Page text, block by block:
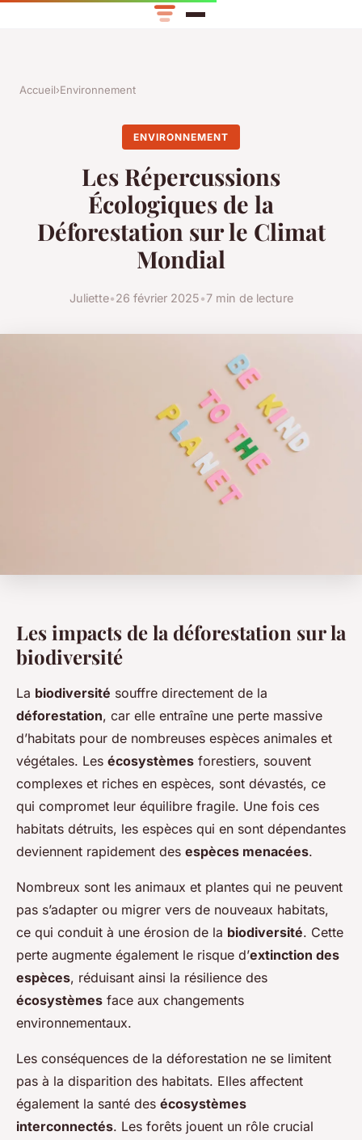
Accueil›Environnement
ENVIRONNEMENT
Les Répercussions
Écologiques de la
Déforestation sur le Climat
Mondial
Juliette•26 février 2025•7 min de lecture
Les impacts de la déforestation sur la
biodiversité
La biodiversité souffre directement de la
déforestation, car elle entraîne une perte massive
d’habitats pour de nombreuses espèces animales et
végétales. Les écosystèmes forestiers, souvent
complexes et riches en espèces, sont dévastés, ce
qui compromet leur équilibre fragile. Une fois ces
habitats détruits, les espèces qui en sont dépendantes
deviennent rapidement des espèces menacées.
Nombreux sont les animaux et plantes qui ne peuvent
pas s’adapter ou migrer vers de nouveaux habitats,
ce qui conduit à une érosion de la biodiversité. Cette
perte augmente également le risque d’extinction des
espèces, réduisant ainsi la résilience des
écosystèmes face aux changements
environnementaux.
Les conséquences de la déforestation ne se limitent
pas à la disparition des habitats. Elles affectent
également la santé des écosystèmes
interconnectés. Les forêts jouent un rôle crucial